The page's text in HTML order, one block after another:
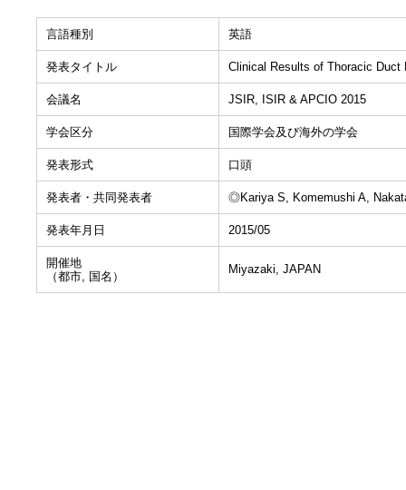
言語種別 英語
発表タイトル Clinical Results of Thoracic Duct
会議名 JSIR, ISIR & APCIO 2015
学会区分 国際学会及び海外の学会
発表形式 口頭
発表者・共同発表者 ◎Kariya S, Komemushi A,
発表年月日 2015/05
開催地
（都市, 国名）
Miyazaki, JAPAN